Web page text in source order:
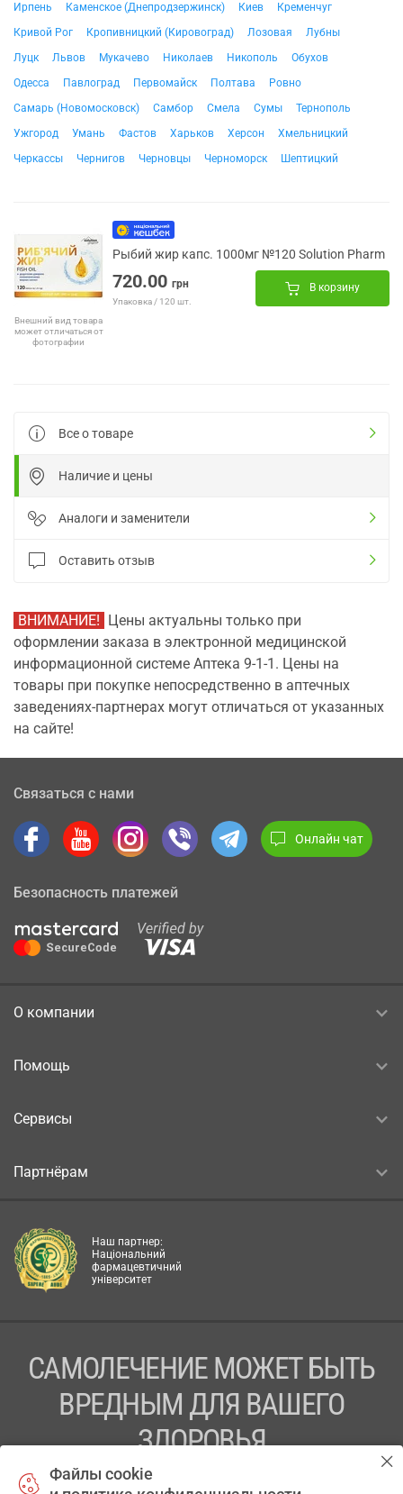
Ирпень
Каменское (Днепродзержинск) Киев
Кременчуг
Кривой Рог
Кропивницкий (Кировоград) Лозовая
Лубны
Луцк
Львов Мукачево Николаев Никополь
Обухов
Одесса
Павлоград Первомайск Полтава
Ровно
Самарь (Новомосковск)
Самбор Смела Сумы
Тернополь
Ужгород
Умань Фастов Харьков Херсон
Хмельницкий
Черкассы
Чернигов Черновцы Черноморск Шептицкий
Внешний вид товара
может отличаться от
фотографии
Рыбий жир капс. 1000мг №120 Solution Pharm
720.00 грн
Упаковка / 120 шт.
В корзину
Все о товаре
Наличие и цены
Аналоги и заменители
Оставить отзыв
ВНИМАНИЕ! Цены актуальны только при
оформлении заказа в электронной медицинской
информационной системе Аптека 9-1-1. Цены на
товары при покупке непосредственно в аптечных
заведениях-партнерах могут отличаться от указанных
на сайте!
Связаться с нами
Онлайн чат
Безопасность платежей
О компании
Помощь
Сервисы
Партнёрам
Наш партнер:
Національний
фармацевтичний
університет
САМОЛЕЧЕНИЕ МОЖЕТ БЫТЬ
ВРЕДНЫМ ДЛЯ ВАШЕГО
ЗДОРОВЬЯ
ПЕРЕД ПРИМЕНЕНИЕМ ПРЕПАРАТА
Файлы cookie